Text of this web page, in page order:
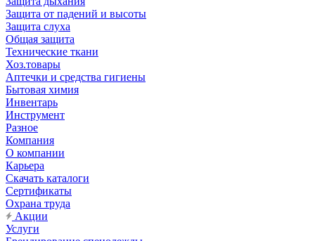
Защита от падений и высоты
Защита слуха
Общая защита
Технические ткани
Хоз.товары
Аптечки и средства гигиены
Бытовая химия
Инвентарь
Инструмент
Разное
Компания
О компании
Карьера
Cкачать каталоги
Сертификаты
Охрана труда
Акции
Услуги